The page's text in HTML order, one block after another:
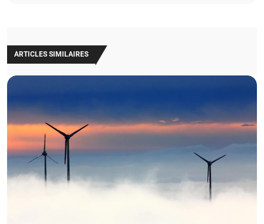
ARTICLES SIMILAIRES